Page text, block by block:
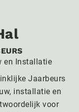
en Installatie
Jaarbeurs
installatie en
voor